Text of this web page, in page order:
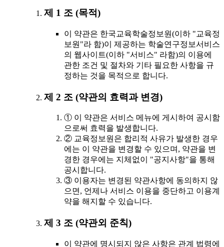
제 1 조 (목적)
이 약관은 한국교육학술정보원(이하 "교육정
보원"라 함)이 제공하는 학술연구정보서비스
의 웹사이트(이하 "서비스" 라함)의 이용에
관한 조건 및 절차와 기타 필요한 사항을 규
정하는 것을 목적으로 합니다.
제 2 조 (약관의 효력과 변경)
① 이 약관은 서비스 메뉴에 게시하여 공시함
으로써 효력을 발생합니다.
② 교육정보원은 합리적 사유가 발생한 경우
에는 이 약관을 변경할 수 있으며, 약관을 변
경한 경우에는 지체없이 "공지사항"을 통해
공시합니다.
③ 이용자는 변경된 약관사항에 동의하지 않
으면, 언제나 서비스 이용을 중단하고 이용계
약을 해지할 수 있습니다.
제 3 조 (약관외 준칙)
이 약관에 명시되지 않은 사항은 관계 법령에